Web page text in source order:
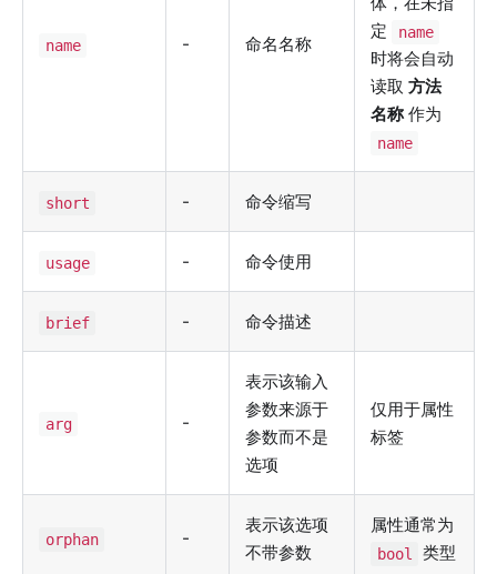
name - 命名名称
定
name
时将会自动
读取方法
名称作为
name
short - 命令缩写
usage - 命令使用
brief - 命令描述
arg -
表示该输入
参数来源于
参数而不是
选项
仅用于属性
标签
orphan -
表示该选项
不带参数
属性通常为
bool 类型